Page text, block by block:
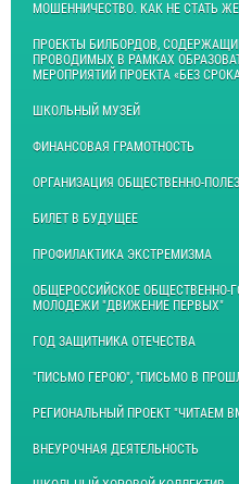
МОШЕННИЧЕСТВО. КАК НЕ СТАТЬ
ПРОЕКТЫ БИЛБОРДОВ,
ПРОВОДИМЫХ В РАМКАХ
МЕРОПРИЯТИЙ ПРОЕКТА «БЕЗ
ШКОЛЬНЫЙ МУЗЕЙ
ФИНАНСОВАЯ ГРАМОТНОСТЬ
ОРГАНИЗАЦИЯ ОБЩЕСТВЕННО-
БИЛЕТ В БУДУЩЕЕ
ПРОФИЛАКТИКА ЭКСТРЕМИЗМА
ОБЩЕРОССИЙСКОЕ ОБЩЕСТВЕННО-
МОЛОДЕЖИ "ДВИЖЕНИЕ ПЕРВЫХ"
ГОД ЗАЩИТНИКА ОТЕЧЕСТВА
"ПИСЬМО ГЕРОЮ", "ПИСЬМО В
РЕГИОНАЛЬНЫЙ ПРОЕКТ "ЧИТАЕМ
ВНЕУРОЧНАЯ ДЕЯТЕЛЬНОСТЬ